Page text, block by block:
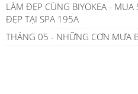
LÀM ĐẸP CÙNG BIYOKEA -
ĐẸP TẠI SPA 195A
THÁNG 05 - NHỮNG CƠN MƯA